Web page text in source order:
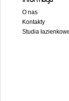
O nas
Kontakty
Studia